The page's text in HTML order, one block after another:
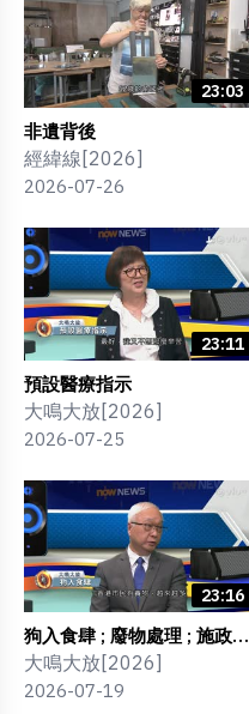
23:03
非遺背後
經緯線[2026]
2026-07-26
23:11
預設醫療指示
大鳴大放[2026]
2026-07-25
23:16
狗入食肆 ; 廢物處理 ; 施政四
周年
大鳴大放[2026]
2026-07-19